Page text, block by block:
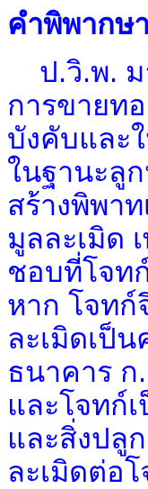
คำพิพากษ
ป.วิ.พ. ม
การขายท
บังคับและ
ในฐานะลู
สร้างพิพา
มูลละเมิด
ชอบที่โจท
หาก โจทก์
ละเมิดเป็
ธนาคาร
และโจทก์
และสิ่งปลู
ละเมิดต่อ